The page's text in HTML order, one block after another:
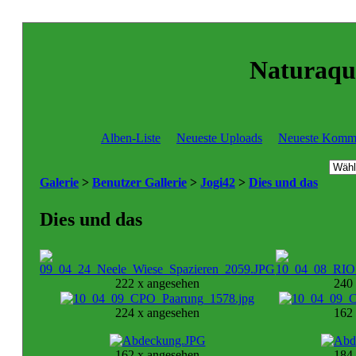
Alben-Liste Neueste Uploads Neueste
Galerie > Benutzer Gallerie > Jogi42 > Dies und das
Dies und das
222 x angesehen 240
224 x angesehen 162